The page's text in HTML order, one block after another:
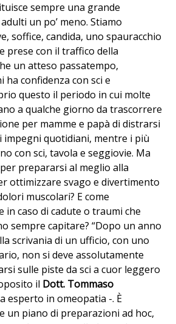
sempre una grande
un po’ meno. Stiamo
soffice, candida, uno spauracchio
prese con il traffico della
un atteso passatempo,
confidenza con sci e
questo il periodo in cui molte
a qualche giorno da trascorrere
per mamme e papà di distrarsi
impegni quotidiani, mentre i più
con sci, tavola e seggiovie. Ma
prepararsi al meglio alla
ottimizzare svago e divertimento
muscolari? E come
in caso di cadute o traumi che
sempre capitare? “Dopo un anno
scrivania di un ufficio, con uno
non si deve assolutamente
sulle piste da sci a cuor leggero
il Dott. Tommaso
esperto in omeopatia -. È
un piano di preparazioni ad hoc,